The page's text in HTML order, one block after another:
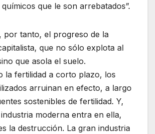
que le son arrebatados”.
por tanto, el progreso de la
que no sólo explota al
que asola el suelo.
la fertilidad a corto plazo, los
arruinan en efecto, a largo
sostenibles de fertilidad. Y,
moderna entra en ella,
la destrucción. La gran industria